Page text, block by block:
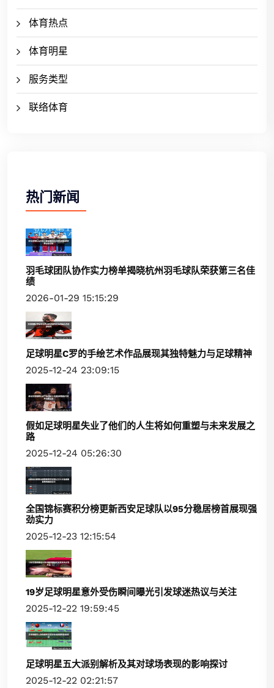
体育热点
体育明星
服务类型
联络体育
热门新闻
羽毛球团队协作实力榜单揭晓杭州羽毛球队荣获第三名佳
绩
2026-01-29 15:15:29
足球明星C罗的手绘艺术作品展现其独特魅力与足球精神
2025-12-24 23:09:15
假如足球明星失业了他们的人生将如何重塑与未来发展之
路
2025-12-24 05:26:30
全国锦标赛积分榜更新西安足球队以95分稳居榜首展现强
劲实力
2025-12-23 12:15:54
19岁足球明星意外受伤瞬间曝光引发球迷热议与关注
2025-12-22 19:59:45
足球明星五大派别解析及其对球场表现的影响探讨
2025-12-22 02:21:57